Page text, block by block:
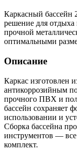
Каркасный бассейн
решение для отдыха
прочной
оптимальными
Описание
Каркас изготовлен
антикоррозийным
прочного ПВХ и
бассейн сохраняет
использовании и
Сборка бассейна
инструментов —
комплект.